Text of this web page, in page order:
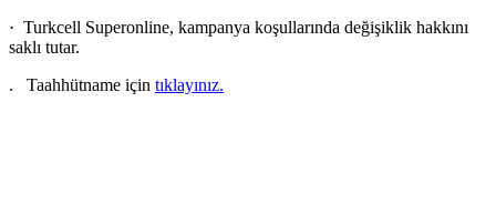
· Turkcell Superonline, kampanya koşullarında değişiklik hakkını
saklı tutar.
. Taahhütname için tıklayınız​.​